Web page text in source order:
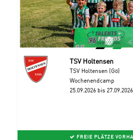
TSV Holtensen
TSV Holtensen (Gö)
Wochenendcamp
25.09.2026 bis
FREIE PLÄTZE